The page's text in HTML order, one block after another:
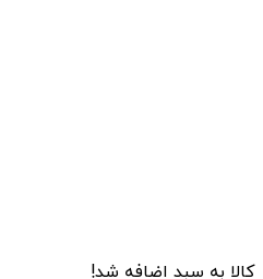
کالا به سبد اضافه شد!